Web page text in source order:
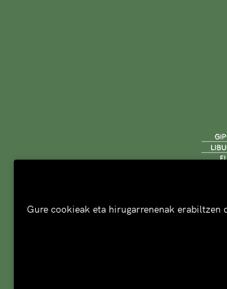
Gure cookieak eta hirugarrenenak